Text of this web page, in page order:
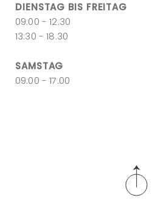
DIENSTAG BIS FREITAG
09:00 - 12.30
13:30 - 18.30
SAMSTAG
09:00 - 17.00